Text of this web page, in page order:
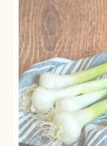
Jaune
France